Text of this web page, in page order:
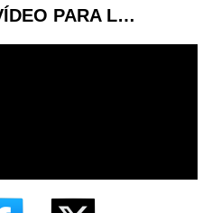
HeartVod : UN VÍDEO PARA LLORAR │ DEDICADO A PAPA │ LA HISTORIA MAS TRISTE DEL MUNDO